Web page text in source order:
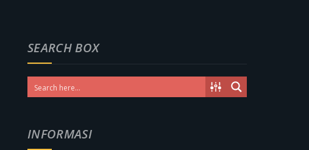
SEARCH BOX
INFORMASI